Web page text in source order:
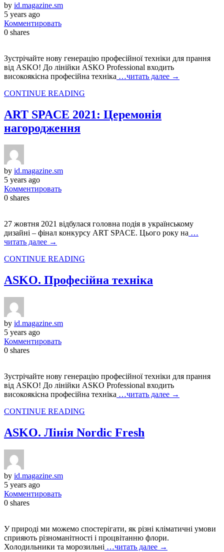
by id.magazine.sm
5 years ago
Комментировать
0 shares
Зустрічайте нову генерацію професійної техніки для прання
від ASKO! До лінійки ASKO Professional входить
високоякісна професійна техніка …читать далее →
CONTINUE READING
ART SPACE 2021: Церемонія
нагородження
by id.magazine.sm
5 years ago
Комментировать
0 shares
27 жовтня 2021 відбулася головна подія в українському
дизайні – фінал конкурсу ART SPACE. Цього року на …
читать далее →
CONTINUE READING
ASKO. Професійна техніка
by id.magazine.sm
5 years ago
Комментировать
0 shares
Зустрічайте нову генерацію професійної техніки для прання
від ASKO! До лінійки ASKO Professional входить
високоякісна професійна техніка …читать далее →
CONTINUE READING
ASKO. Лінія Nordic Fresh
by id.magazine.sm
5 years ago
Комментировать
0 shares
У природі ми можемо спостерігати, як різні кліматичні умови
сприяють різноманітності і процвітанню флори.
Холодильники та морозильні …читать далее →